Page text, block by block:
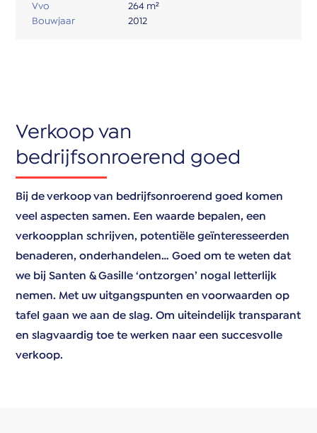
Vvo
264 m²
Bouwjaar
2012
Verkoop van
bedrijfsonroerend goed
Bij de verkoop van bedrijfsonroerend goed komen
veel aspecten samen. Een waarde bepalen, een
verkoopplan schrijven, potentiële geïnteresseerden
benaderen, onderhandelen… Goed om te weten dat
we bij Santen & Gasille ‘ontzorgen’ nogal letterlijk
nemen. Met uw uitgangspunten en voorwaarden op
tafel gaan we aan de slag. Om uiteindelijk transparant
en slagvaardig toe te werken naar een succesvolle
verkoop.